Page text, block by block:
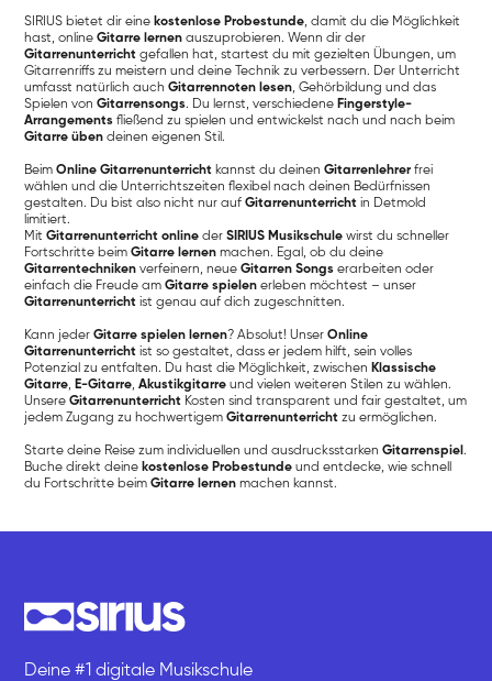
SIRIUS bietet dir eine kostenlose Probestunde, damit du die Möglichkeit
hast, onlineGitarre lernen auszuprobieren. Wenn dir der
Gitarrenunterricht gefallen hat, startest du mit gezielten Übungen, um
Gitarrenriffs zu meistern und deine Technik zu verbessern. Der Unterricht
umfasst natürlich auchGitarrennoten lesen, Gehörbildung und das
Spielen vonGitarrensongs. Du lernst, verschiedene Fingerstyle-
Arrangements fließend zu spielen und entwickelst nach und nach beim
Gitarre üben deinen eigenen Stil.
BeimOnline Gitarrenunterricht kannst du deinenGitarrenlehrer frei
wählen und die Unterrichtszeiten flexibel nach deinen Bedürfnissen
gestalten. Du bist also nicht nur aufGitarrenunterricht in Detmold
limitiert.
MitGitarrenunterricht online derSIRIUS Musikschule wirst du schneller
Fortschritte beimGitarre lernen machen. Egal, ob du deine
Gitarrentechniken verfeinern, neueGitarren Songs erarbeiten oder
einfach die Freude amGitarre spielen erleben möchtest – unser
Gitarrenunterricht ist genau auf dich zugeschnitten.
Kann jederGitarre spielen lernen? Absolut! UnserOnline
Gitarrenunterricht ist so gestaltet, dass er jedem hilft, sein volles
Potenzial zu entfalten. Du hast die Möglichkeit, zwischen Klassische
Gitarre, E-Gitarre,Akustikgitarre und vielen weiteren Stilen zu wählen.
UnsereGitarrenunterricht Kosten sind transparent und fair gestaltet, um
jedem Zugang zu hochwertigemGitarrenunterricht zu ermöglichen.
Starte deine Reise zum individuellen und ausdrucksstarkenGitarrenspiel.
Buche direkt deine kostenlose Probestunde und entdecke, wie schnell
du Fortschritte beimGitarre lernen machen kannst.
Deine #1 digitale Musikschule